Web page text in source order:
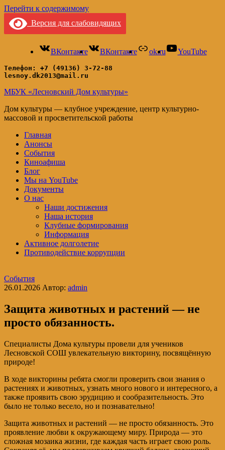
Перейти к содержимому
Версия для слабовидящих
ВКонтакте ВКонтакте ok.ru YouTube
Телефон: +7 (49136) 3-72-88
lesnoy.dk2013@mail.ru
МБУК «Лесновский Дом культуры»
Дом культуры — клубное учреждение, центр культурно-
массовой и просветительской работы
Главная
Анонсы
События
Киноафиша
Блог
Мы на YouTube
Документы
О нас
Наши достижения
Наша история
Клубные формирования
Информация
Активное долголетие
Противодействие коррупции
События
26.01.2026 Автор: admin
Защита животных и растений — не
просто обязанность.
Специалисты Дома культуры провели для учеников
Лесновской СОШ увлекательную викторину, посвящённую
природе!
В ходе викторины ребята смогли проверить свои знания о
растениях и животных, узнать много нового и интересного, а
также проявить свою эрудицию и сообразительность. Это
было не только весело, но и познавательно!
Защита животных и растений — не просто обязанность. Это
проявление любви к окружающему миру. Природа — это
сложная мозаика жизни, где каждая часть играет свою роль.